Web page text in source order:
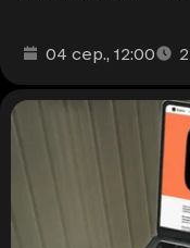
Дата та час
04 сер., 12:00
Час читання: 2